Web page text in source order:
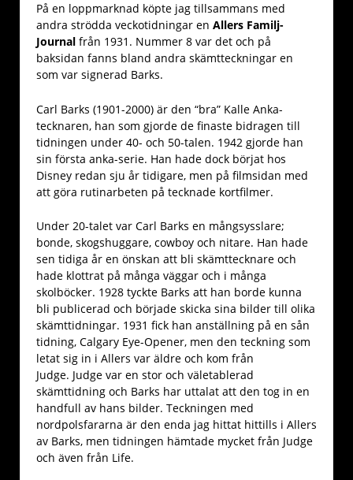
På en loppmarknad köpte jag tillsammans med
andra strödda veckotidningar en Allers Familj-
Journal från 1931. Nummer 8 var det och på
baksidan fanns bland andra skämtteckningar en
som var signerad Barks.
Carl Barks (1901-2000) är den “bra” Kalle Anka-
tecknaren, han som gjorde de finaste bidragen till
tidningen under 40- och 50-talen. 1942 gjorde han
sin första anka-serie. Han hade dock börjat hos
Disney redan sju år tidigare, men på filmsidan med
att göra rutinarbeten på tecknade kortfilmer.
Under 20-talet var Carl Barks en mångsysslare;
bonde, skogshuggare, cowboy och nitare. Han hade
sen tidiga år en önskan att bli skämttecknare och
hade klottrat på många väggar och i många
skolböcker. 1928 tyckte Barks att han borde kunna
bli publicerad och började skicka sina bilder till olika
skämttidningar. 1931 fick han anställning på en sån
tidning, Calgary Eye-Opener, men den teckning som
letat sig in i Allers var äldre och kom från
Judge. Judge var en stor och väletablerad
skämttidning och Barks har uttalat att den tog in en
handfull av hans bilder. Teckningen med
nordpolsfararna är den enda jag hittat hittills i Allers
av Barks, men tidningen hämtade mycket från Judge
och även från Life.